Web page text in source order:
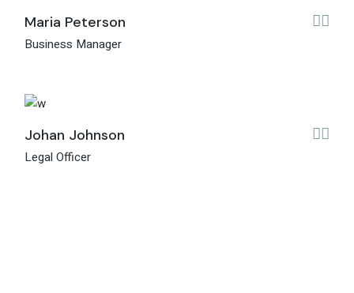
Maria Peterson
Business Manager
Johan Johnson
Legal Officer